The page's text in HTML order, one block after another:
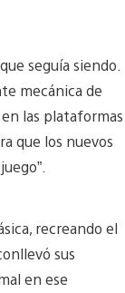
seguía siendo.
mecánica de
las plataformas
que los nuevos
recreando el
sus
en ese